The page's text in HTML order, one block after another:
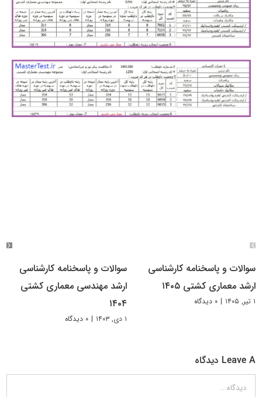
سوالات و پاسخنامه کارشناسی
ارشد معماری کشتی ۱۴۰۵
۱ تیر, ۱۴۰۵ | ۰ دیدگاه
سوالات و پاسخنامه کارشناسی
ارشد مهندسی معماری کشتی
۱۴۰۴
۱ دی, ۱۴۰۳ | ۰ دیدگاه
Leave A دیدگاه
دیدگاه